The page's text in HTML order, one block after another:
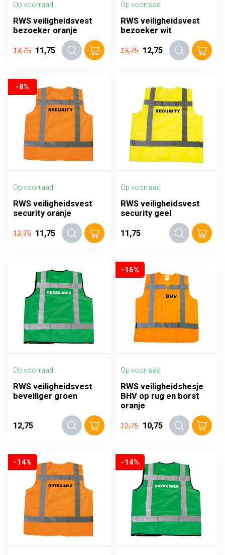
Op voorraad
RWS veiligheidsvest
bezoeker oranje
13,75 11,75
Op voorraad
RWS veiligheidsvest
bezoeker wit
13,75 12,75
-8%
Op voorraad
RWS veiligheidsvest
security oranje
12,75 11,75
Op voorraad
RWS veiligheidsvest
security geel
11,75
Op voorraad
RWS veiligheidsvest
beveiliger groen
12,75
-16%
Op voorraad
RWS veiligheidshesje
BHV op rug en borst
oranje
12,75 10,75
-14% -14%